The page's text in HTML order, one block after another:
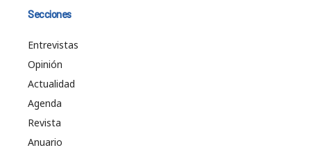
Secciones
Entrevistas
Opinión
Actualidad
Agenda
Revista
Anuario